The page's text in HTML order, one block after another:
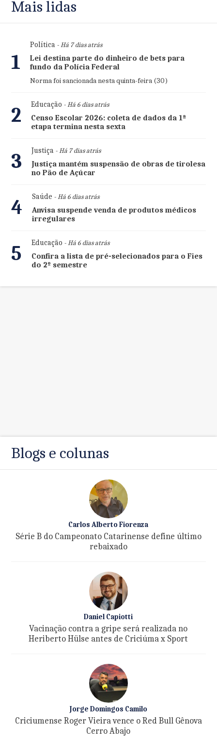
Mais lidas
1
Política- Há 7 dias atrás
Lei destina parte do dinheiro de bets para
fundo da Polícia Federal
Norma foi sancionada nesta quinta-feira (30)
2 Educação - Há 6 dias atrás
Censo Escolar 2026: coleta de dados da 1ª
etapa termina nesta sexta
3 Justiça- Há 7 dias atrás
Justiça mantém suspensão de obras de tirolesa
no Pão de Açúcar
4 Saúde - Há 6 dias atrás
Anvisa suspende venda de produtos médicos
irregulares
5 Educação - Há 6 dias atrás
Confira a lista de pré-selecionados para o Fies
do 2º semestre
Blogs e colunas
Carlos Alberto Fiorenza
Série B do Campeonato Catarinense define último
rebaixado
Daniel Capiotti
Vacinação contra a gripe será realizada no
Heriberto Hülse antes de Criciúma x Sport
Jorge Domingos Camilo
Criciumense Roger Vieira vence o Red Bull Gênova
Cerro Abajo